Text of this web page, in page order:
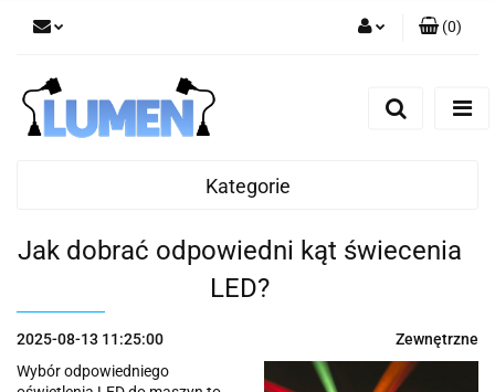
Zgody cookies
(0)
Kategorie
Jak dobrać odpowiedni kąt świecenia
LED?
2025-08-13 11:25:00
Zewnętrzne
Wybór odpowiedniego